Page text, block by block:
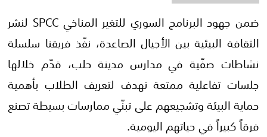
ضمن جهود البرنامج السوري للتغير المناخي SPCC لنشر
الثقافة البيئية بين الأجيال الصاعدة، نفّذ فريقنا سلسلة
نشاطات صفّية في مدارس مدينة حلب، قدّم خلالها
جلسات تفاعلية ممتعة تهدف لتعريف الطلاب بأهمية
حماية البيئة وتشجيعهم على تبنّي ممارسات بسيطة تصنع
فرقاً كبيراً في حياتهم اليومية.